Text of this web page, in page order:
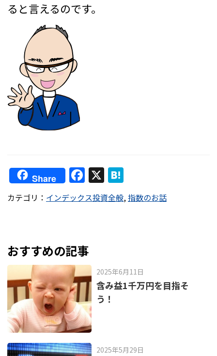
ると言えるのです。
Share F
a
c
o
o
k
X
at
e
カテゴリ： インデックス投資全般, 指数のお話
おすすめの記事
2025年6月11日
含み益1千万円を目指そ
う！
2025年5月29日